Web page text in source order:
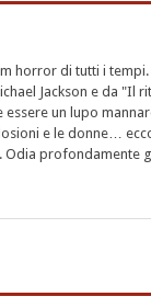
horror di tutti i
Jackson e da "Il
un lupo
e le donne…
Odia profondamente